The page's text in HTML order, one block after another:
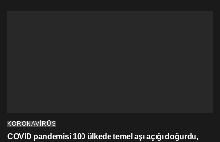
KORONAVİRÜS
COVID pandemisi 100 ülkede temel aşı açığı doğurdu,